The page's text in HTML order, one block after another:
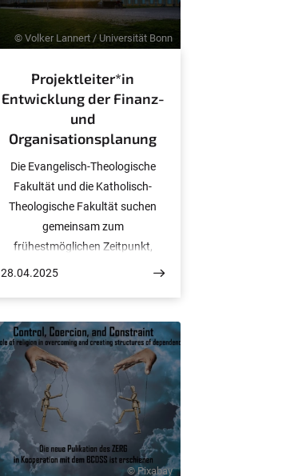
© Volker Lannert / Universität Bonn
Projektleiter*in
Entwicklung der Finanz-
und
Organisationsplanung
Die Evangelisch-Theologische
Fakultät und die Katholisch-
Theologische Fakultät suchen
gemeinsam zum
frühestmöglichen Zeitpunkt,
befristet gem. § 14 (1) TzBfG auf
Entwicklung der Finanz- und
Organisationsplanung.
28.04.2025
© Pixabay